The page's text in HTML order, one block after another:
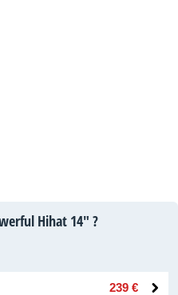
Hihat 14" ?
239 €